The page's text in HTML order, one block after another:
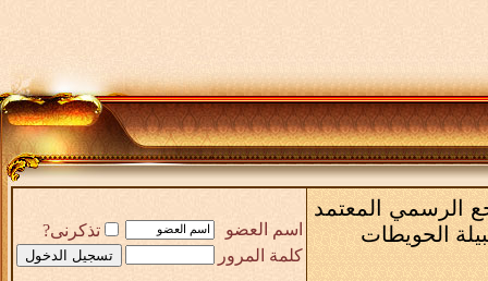
الرسمي المعتمد
الحويطات
اسم العضو
تذكرنى?
كلمة المرور